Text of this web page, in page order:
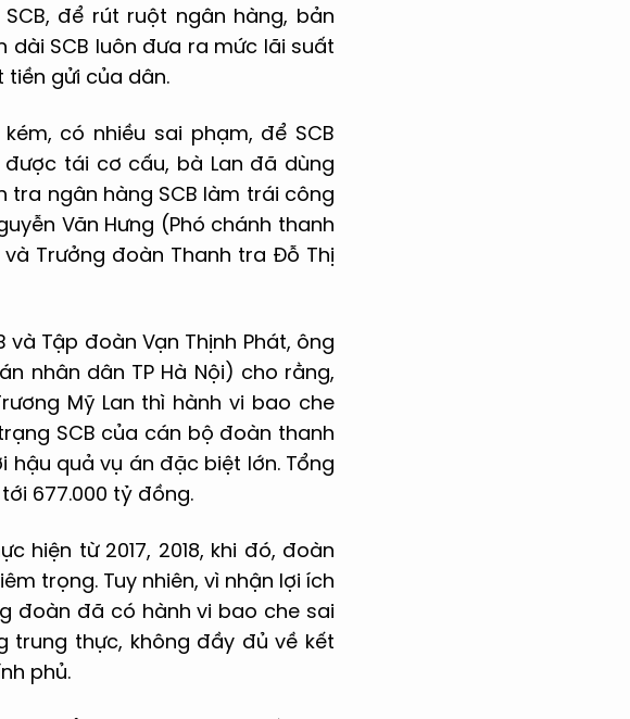
để rút ruột ngân hàng, bản
SCB luôn đưa ra mức lãi suất
tiền gửi của dân.
có nhiều sai phạm, để SCB
tái cơ cấu, bà Lan đã dùng
ngân hàng SCB làm trái công
Văn Hưng (Phó chánh thanh
Trưởng đoàn Thanh tra Đỗ Thị
Tập đoàn Vạn Thịnh Phát, ông
nhân dân TP Hà Nội) cho rằng,
Mỹ Lan thì hành vi bao che
SCB của cán bộ đoàn thanh
hậu quả vụ án đặc biệt lớn. Tổng
677.000 tỷ đồng.
hiện từ 2017, 2018, khi đó, đoàn
trọng. Tuy nhiên, vì nhận lợi ích
đoàn đã có hành vi bao che sai
trung thực, không đầy đủ về kết
phủ.